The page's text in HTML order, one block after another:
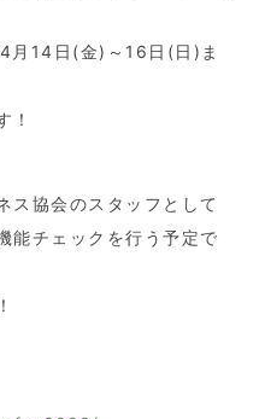
月14日(金)～16日(日)ま
！
ス協会のスタッフとして
能チェックを行う予定で